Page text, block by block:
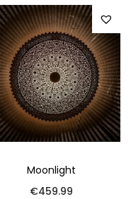
Moonlight
€459.99